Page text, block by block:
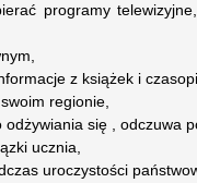
programy
z książek i
regionie,
odżywiania się , odczuwa
ucznia,
uroczystości